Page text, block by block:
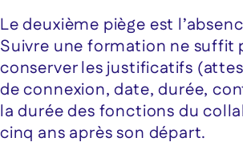
Le deuxième piège est
Suivre une formation ne suffit
conserver les justificatifs
de connexion, date, durée,
la durée des fonctions du
cinq ans après son départ.